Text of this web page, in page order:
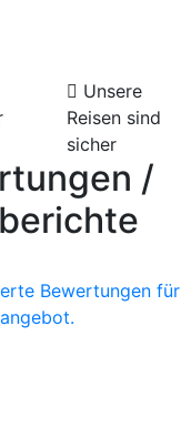
Unsere
Reisen sind
sicher
/
Bewertungen für